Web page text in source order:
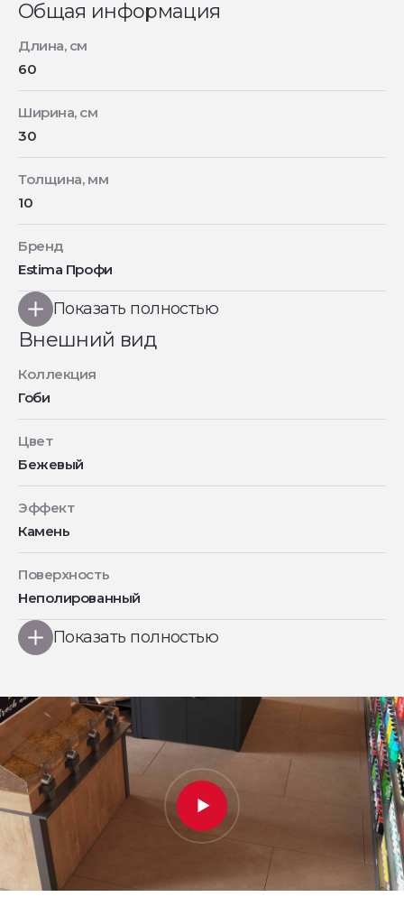
Общая информация
Длина, см
60
Ширина, см
30
Толщина, мм
10
Бренд
Estima Профи
Показать полностью
Внешний вид
Коллекция
Гоби
Цвет
Бежевый
Эффект
Камень
Поверхность
Неполированный
Показать полностью